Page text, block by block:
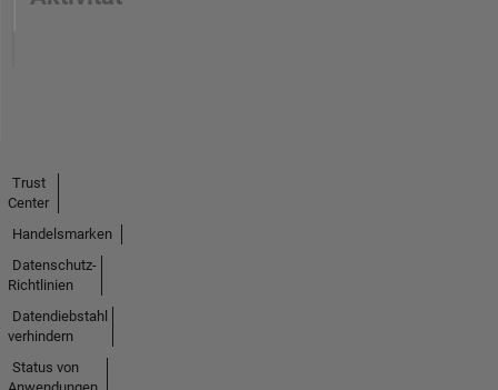
Trust
Center
Handelsmarken
Datenschutz-
Richtlinien
Datendiebstahl
verhindern
Status von